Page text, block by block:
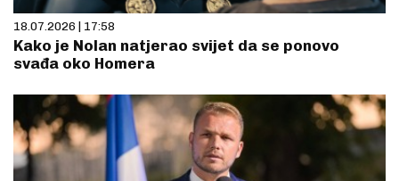
18.07.2026 | 17:58
Kako je Nolan natjerao svijet da se ponovo
svađa oko Homera